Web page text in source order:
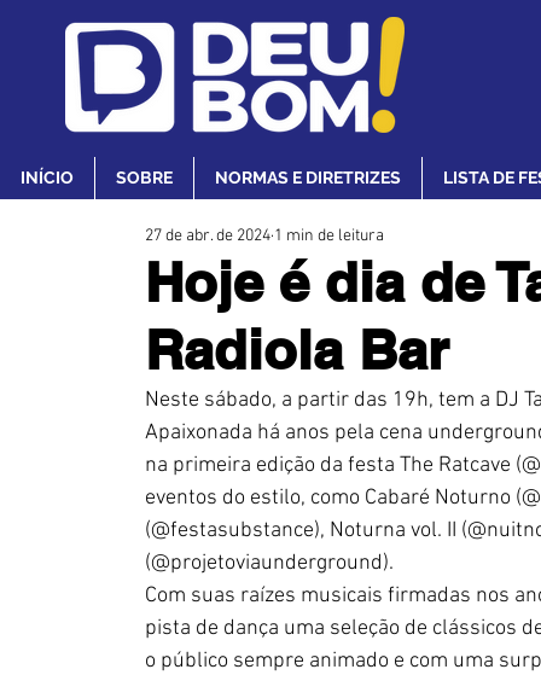
INÍCIO SOBRE NORMAS E DIRETRIZES LISTA DE
Hoje é dia de
Radiola Bar
27 de abr. de 2024 1 min de leitura
Neste sábado, a partir das 19h, tem a DJ
Apaixonada há anos pela cena
na primeira edição da festa The Ratcave (@
eventos do estilo, como Cabaré Noturno
(@festasubstance), Noturna vol. II
(@projetoviaunderground).
Com suas raízes musicais firmadas nos
pista de dança uma seleção de clássicos
o público sempre animado e com uma